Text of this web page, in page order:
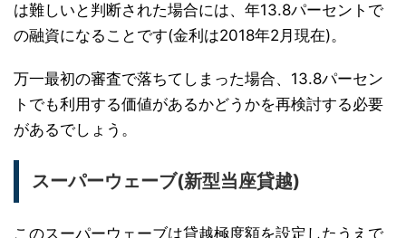
は難しいと判断された場合には、年13.8パーセントで
の融資になることです(金利は2018年2月現在)。
万一最初の審査で落ちてしまった場合、13.8パーセン
トでも利用する価値があるかどうかを再検討する必要
があるでしょう。
スーパーウェーブ(新型当座貸越)
このスーパーウェーブは貸越極度額を設定したうえで